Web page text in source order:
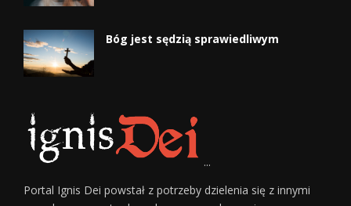
Bóg jest sędzią sprawiedliwym
...
Portal Ignis Dei powstał z potrzeby dzielenia się z innymi